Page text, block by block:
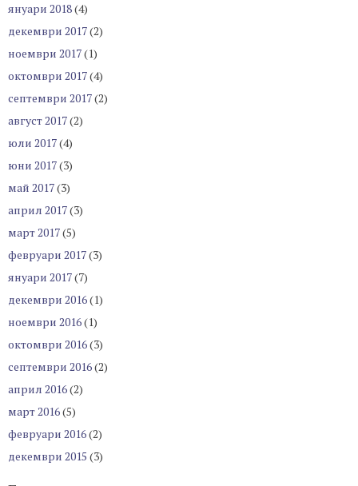
януари 2018(4)
декември 2017(2)
ноември 2017(1)
октомври 2017(4)
септември 2017(2)
август 2017(2)
юли 2017(4)
юни 2017(3)
май 2017(3)
април 2017(3)
март 2017(5)
февруари 2017(3)
януари 2017(7)
декември 2016(1)
ноември 2016(1)
октомври 2016(3)
септември 2016(2)
април 2016(2)
март 2016(5)
февруари 2016(2)
декември 2015 (3)